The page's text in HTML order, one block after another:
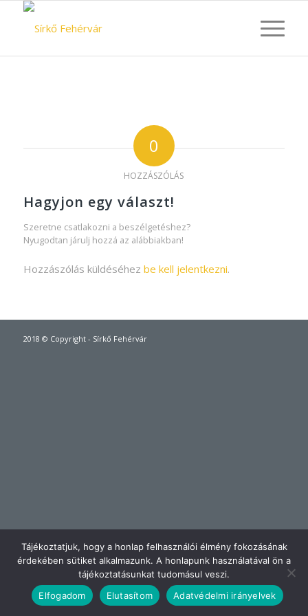
0
HOZZÁSZÓLÁS
Hagyjon egy választ!
Szeretne csatlakozni a beszélgetéshez?
Nyugodtan járulj hozzá az alábbiakban!
Hozzászólás küldéséhez be kell jelentkezni.
2018 © Copyright - Sírkő Fehérvár
Tájékoztatjuk, hogy a honlap felhasználói élmény fokozásának
érdekében sütiket alkalmazunk. A honlapunk használatával ön a
tájékoztatásunkat tudomásul veszi.
Elfogadom
Elutasítom Adatvédelmi irányelvek